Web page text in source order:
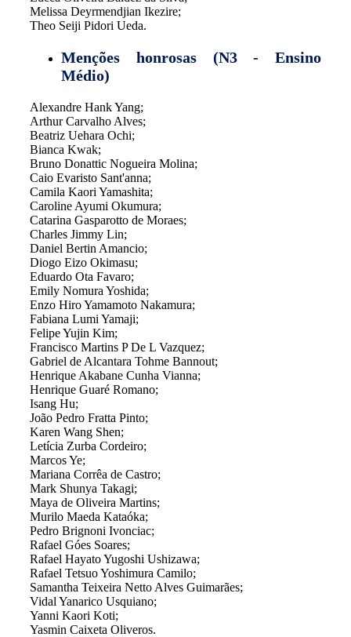
Melissa Deyrmendjian Ikezire;
Theo Seiji Pidori Ueda.
Menções honrosas (N3 - Ensino
Médio)
Alexandre Hank Yang;
Arthur Carvalho Alves;
Beatriz Uehara Ochi;
Bianca Kwak;
Bruno Donattic Nogueira Molina;
Caio Evaristo Sant'anna;
Camila Kaori Yamashita;
Caroline Ayumi Okumura;
Catarina Gasparotto de Moraes;
Charles Jimmy Lin;
Daniel Bertin Amancio;
Diogo Eizo Okimasu;
Eduardo Ota Favaro;
Emily Nomura Yoshida;
Enzo Hiro Yamamoto Nakamura;
Fabiana Lumi Yamaji;
Felipe Yujin Kim;
Francisco Martins P De L Vazquez;
Gabriel de Alcantara Tohme Bannout;
Henrique Akabane Cunha Vianna;
Henrique Guaré Romano;
Isang Hu;
João Pedro Fratta Pinto;
Karen Wang Shen;
Letícia Zurba Cordeiro;
Marcos Ye;
Mariana Corrêa de Castro;
Mark Shunya Takagi;
Maya de Oliveira Martins;
Murilo Maeda Kataóka;
Pedro Brignoni Ivonciac;
Rafael Góes Soares;
Rafael Hayato Yugoshi Ushizawa;
Rafael Tetsuo Yoshimura Camilo;
Samantha Teixeira Netto Alves Guimarães;
Vidal Yanarico Usquiano;
Yanni Kaori Koti;
Yasmin Caixeta Oliveros.